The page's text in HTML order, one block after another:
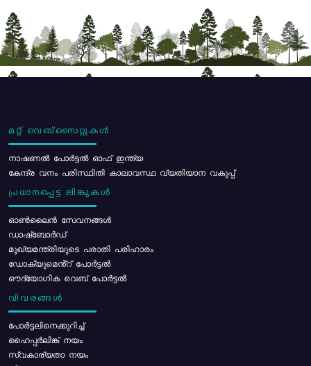
മറ്റ് വെബ്സൈറ്റുകൾ
നാഷണൽ പോർട്ടൽ ഓഫ് ഇന്ത്യ
കേന്ദ്ര വനം പരിസ്ഥിതി കാലാവസ്ഥ വ്യതിയാന വകുപ്പ്
പ്രധാനപ്പെട്ട ലിങ്കുകൾ
ഓൺലൈൻ സേവനങ്ങൾ
ഡാഷ്ബോർഡ്
മുഖ്യമന്ത്രിയുടെ പരാതി പരിഹാരം
ഡോക്യുമെൻ്റ് പോർട്ടൽ
ഔദ്യോഗിക വെബ് പോർട്ടൽ
വിവരങ്ങൾ
പോര്‍ട്ടലിനെക്കുറിച്ച്
ഹൈപ്പർലിങ്ക് നയം
സ്വകാര്യതാ നയം